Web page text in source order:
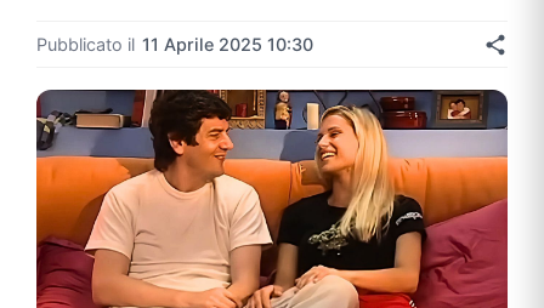
Pubblicato il 11 Aprile 2025 10:30